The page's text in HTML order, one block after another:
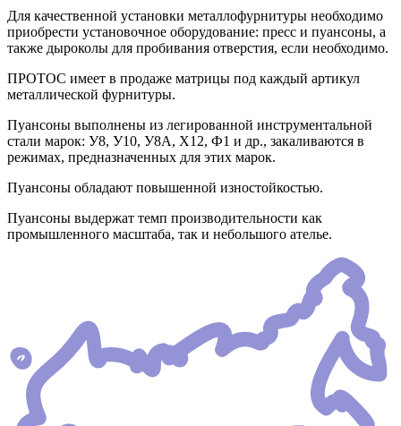
Для качественной установки металлофурнитуры необходимо
приобрести установочное оборудование: пресс и пуансоны, а
также дыроколы для пробивания отверстия, если необходимо.
ПРОТОС имеет в продаже матрицы под каждый артикул
металлической фурнитуры.
Пуансоны выполнены из легированной инструментальной
стали марок: У8, У10, У8А, Х12, Ф1 и др., закаливаются в
режимах, предназначенных для этих марок.
Пуансоны обладают повышенной изностойкостью.
Пуансоны выдержат темп производительности как
промышленного масштаба, так и небольшого ателье.